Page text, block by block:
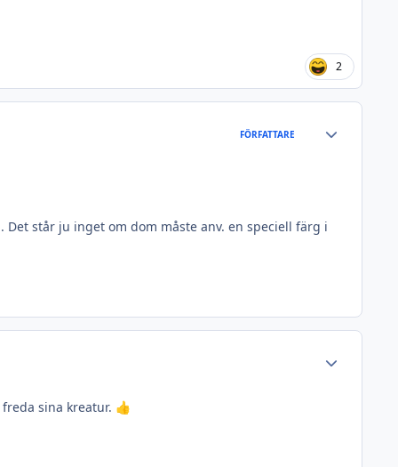
2
FÖRFATTARE
står ju inget om dom måste anv. en speciell färg i
sina kreatur. 👍